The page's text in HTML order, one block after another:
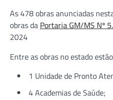
As 478 obras anunciadas
obras da Portaria GM/MS Nº
2024
Entre as obras no estado
1 Unidade de Pronto
4 Academias de Saúde;